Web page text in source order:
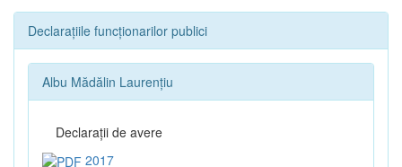
Declarațiile funcționarilor publici
Albu Mădălin Laurențiu
Declaraţii de avere
2017